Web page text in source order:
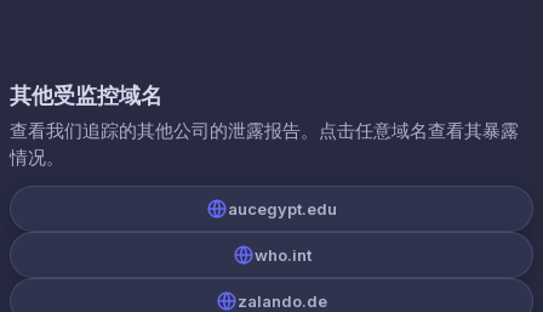
其他受监控域名
查看我们追踪的其他公司的泄露报告。点击任意域名查看其暴露
情况。
aucegypt.edu
who.int
zalando.de